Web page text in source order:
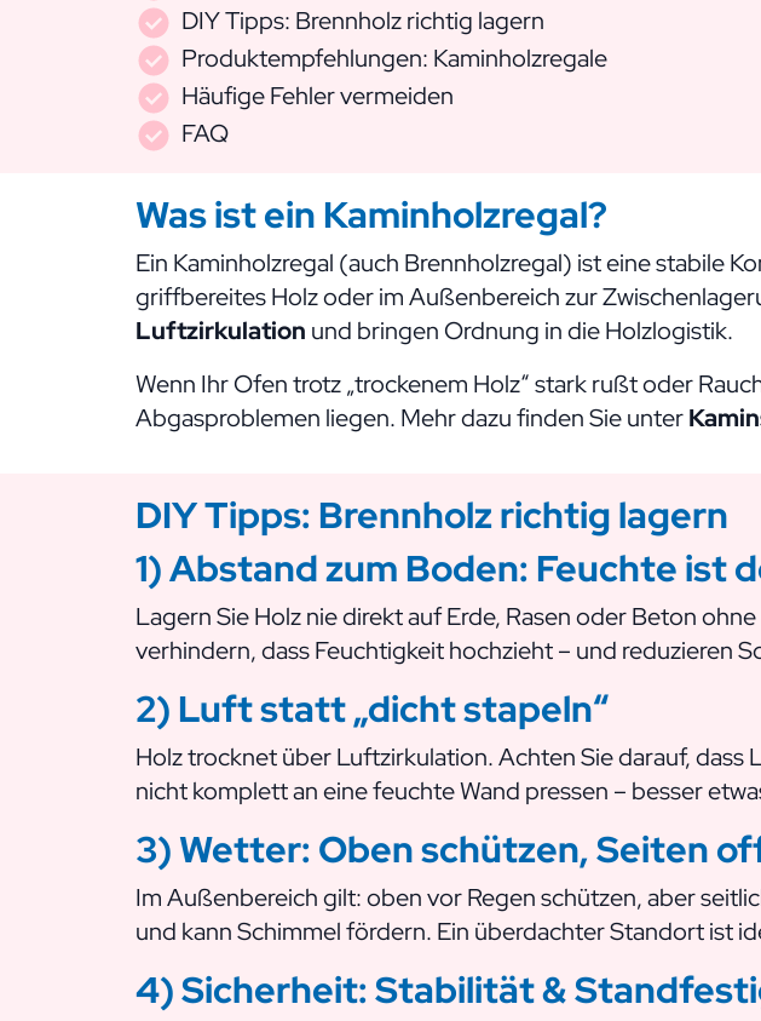
DIY Tipps: Brennholz richtig lagern
Produktempfehlungen: Kaminholzregale
Häufige Fehler vermeiden
FAQ
Was ist ein Kaminholzregal?
Ein Kaminholzregal (auch Brennholzregal) ist eine stabile
griffbereites Holz oder im Außenbereich zur
Luftzirkulation und bringen Ordnung in die Holzlogistik.
Wenn Ihr Ofen trotz „trockenem Holz“ stark rußt oder
Abgasproblemen liegen. Mehr dazu finden Sie unter
DIY Tipps: Brennholz richtig lagern
1) Abstand zum Boden: Feuchte ist
Lagern Sie Holz nie direkt auf Erde, Rasen oder Beton
verhindern, dass Feuchtigkeit hochzieht – und reduzieren
2) Luft statt „dicht stapeln“
Holz trocknet über Luftzirkulation. Achten Sie darauf,
nicht komplett an eine feuchte Wand pressen – besser
3) Wetter: Oben schützen, Seiten
Im Außenbereich gilt: oben vor Regen schützen, aber
und kann Schimmel fördern. Ein überdachter Standort ist
4) Sicherheit: Stabilität &